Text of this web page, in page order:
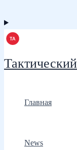
Главная
News